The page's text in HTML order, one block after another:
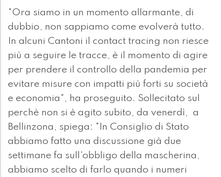
"Ora siamo in un momento allarmante, di
dubbio, non sappiamo come evolverà tutto.
In alcuni Cantoni il contact tracing non riesce
più a seguire le tracce, è il momento di agire
per prendere il controllo della pandemia per
evitare misure con impatti più forti su società
e economia", ha proseguito. Sollecitato sul
perchè non si è agito subito, da venerdì, a
Bellinzona, spiega: "In Consiglio di Stato
abbiamo fatto una discussione già due
settimane fa sull'obbligo della mascherina,
abbiamo scelto di farlo quando i numeri